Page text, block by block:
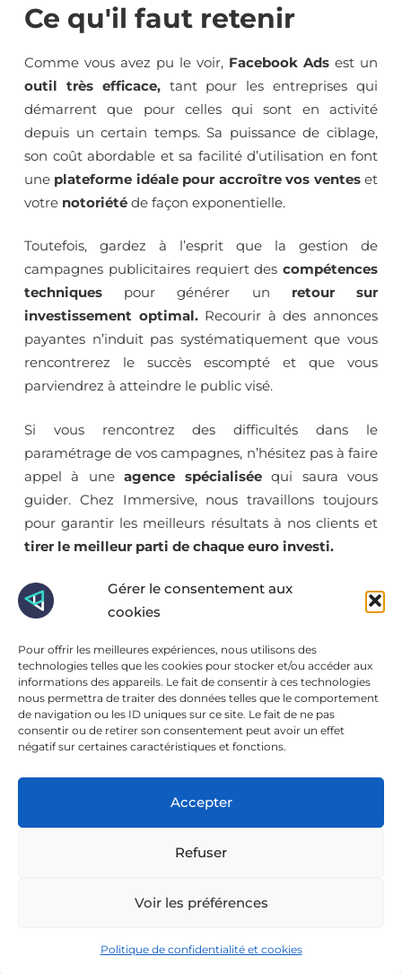
Gérer le consentement aux
cookies
Pour offrir les meilleures expériences, nous utilisons des
technologies telles que les cookies pour stocker et/ou accéder aux
informations des appareils. Le fait de consentir à ces technologies
nous permettra de traiter des données telles que le comportement
de navigation ou les ID uniques sur ce site. Le fait de ne pas
consentir ou de retirer son consentement peut avoir un effet
négatif sur certaines caractéristiques et fonctions.
Accepter
Refuser
Voir les préférences
Politique de confidentialité et cookies
Ce qu'il faut retenir
Comme vous avez pu le voir, Facebook Ads est un
outil très efficace,tant pour les entreprises qui
démarrent que pour celles qui sont en activité
depuis un certain temps. Sa puissance de ciblage,
son coût abordable et sa facilité d’utilisation en font
une plateforme idéale pour accroître vos venteset
votre notoriété de façon exponentielle.
Toutefois, gardez à l’esprit que la gestion de
campagnes publicitaires requiert des compétences
techniques pour générer un retour sur
investissement optimal.Recourir à des annonces
payantes n’induit pas systématiquement que vous
rencontrerez le succès escompté et que vous
parviendrez à atteindre le public visé.
Si vous rencontrez des difficultés dans le
paramétrage de vos campagnes, n’hésitez pas à faire
appel à uneagence spécialiséequi saura vous
guider. Chez Immersive, nous travaillons toujours
pour garantir les meilleurs résultats à nos clients et
tirer le meilleur parti de chaque euro investi.
Besoin d'aide dans
votre marketing digital
?
digital & Studio. Nous aidons nos